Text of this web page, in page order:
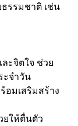
รรมชาติ เช่น
ะจิตใจ ช่วย
ะจำวัน
อมเสริมสร้าง
ยให้ตื่นตัว